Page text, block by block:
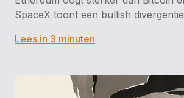
SpaceX toont een bullish
Lees in 3 minuten